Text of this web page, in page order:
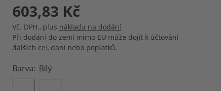
603,83 Kč
Vč. DPH., plus nákladu na dodání
Při dodání do zemí mimo EU může dojít k účtování
dalších cel, daní nebo poplatků.
Barva Bílý